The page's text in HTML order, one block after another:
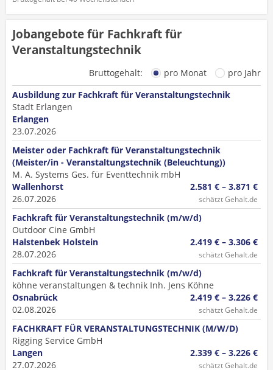
Jobangebote für Fachkraft für
Veranstaltungstechnik
Bruttogehalt: pro Monat
pro Jahr
Ausbildung zur Fachkraft für Veranstaltungstechnik
Stadt Erlangen
Erlangen
23.07.2026
Meister oder Fachkraft für Veranstaltungstechnik
(Meister/in - Veranstaltungstechnik (Beleuchtung))
M. A. Systems Ges. für Eventtechnik mbH
Wallenhorst
26.07.2026
2.581 € – 3.871 €
schätzt Gehalt.de
Fachkraft für Veranstaltungstechnik (m/w/d)
Outdoor Cine GmbH
Halstenbek Holstein
28.07.2026
2.419 € – 3.306 €
schätzt Gehalt.de
Fachkraft für Veranstaltungstechnik (m/w/d)
köhne veranstaltungen & technik Inh. Jens Köhne
Osnabrück
02.08.2026
2.419 € – 3.226 €
schätzt Gehalt.de
FACHKRAFT FÜR VERANSTALTUNGSTECHNIK (M/W/D)
Rigging Service GmbH
Langen
27.07.2026
2.339 € – 3.226 €
schätzt Gehalt.de